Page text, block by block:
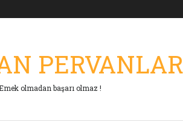
PERVANLAR
olmadan başarı olmaz !